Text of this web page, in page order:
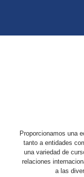
Proporcionamos una
tanto a entidades
una variedad de
relaciones
a las